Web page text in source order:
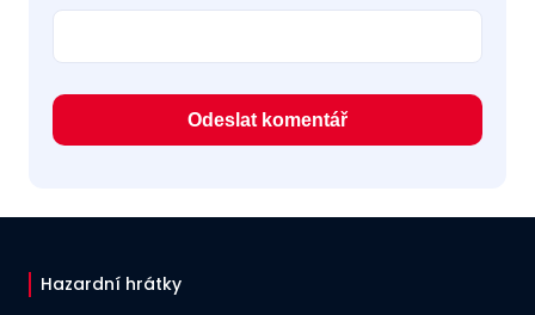
Hazardní hrátky